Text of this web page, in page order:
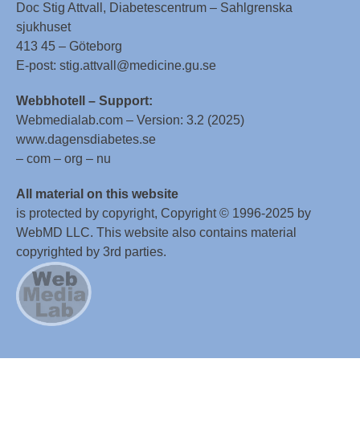
Doc Stig Attvall, Diabetescentrum – Sahlgrenska
sjukhuset
413 45 – Göteborg
E-post: stig.attvall@medicine.gu.se
Webbhotell – Support:
Webmedialab.com – Version: 3.2 (2025)
www.dagensdiabetes.se
– com – org – nu
All material on this website
is protected by copyright, Copyright © 1996-2025 by
WebMD LLC. This website also contains material
copyrighted by 3rd parties.